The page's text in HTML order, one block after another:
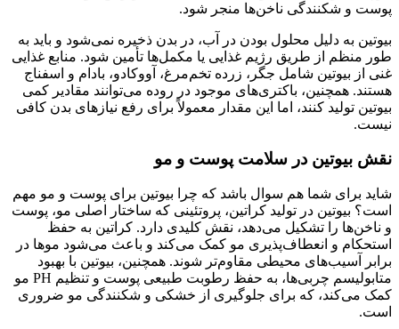
پوست و شکنندگی ناخن‌ها منجر شود.
بیوتین به دلیل محلول بودن در آب، در بدن ذخیره نمی‌شود و باید به
طور منظم از طریق رژیم غذایی یا مکمل‌ها تأمین شود. منابع غذایی
غنی از بیوتین شامل جگر، زرده تخم‌مرغ، آووکادو، بادام و اسفناج
هستند. همچنین، باکتری‌های موجود در روده می‌توانند مقادیر کمی
بیوتین تولید کنند، اما این مقدار معمولاً برای رفع نیازهای بدن کافی
نیست.
نقش بیوتین در سلامت پوست و مو
شاید برای شما هم سوال باشد که چرا بیوتین برای پوست و مو مهم
است؟ بیوتین در تولید کراتین، پروتئینی که ساختار اصلی مو، پوست
و ناخن‌ها را تشکیل می‌دهد، نقش کلیدی دارد. کراتین به حفظ
استحکام و انعطاف‌پذیری مو کمک می‌کند و باعث می‌شود موها در
برابر آسیب‌های محیطی مقاوم‌تر شوند. همچنین، بیوتین با بهبود
متابولیسم چربی‌ها، به حفظ رطوبت طبیعی پوست و تنظیم PH مو
کمک می‌کند، که برای جلوگیری از خشکی و شکنندگی مو ضروری
است.